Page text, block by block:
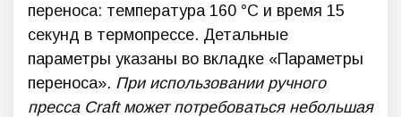
переноса: температура 160 °C и время 15
секунд в термопрессе. Детальные
параметры указаны во вкладке «Параметры
переноса». При использовании ручного
пресса Craft может потребоваться небольшая